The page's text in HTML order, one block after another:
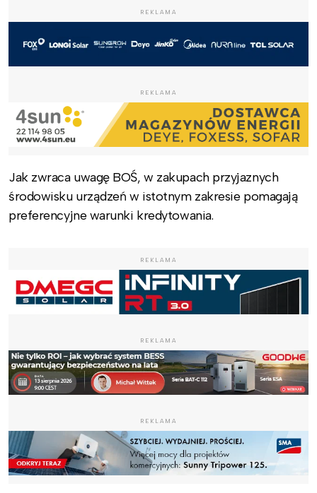
REKLAMA
REKLAMA
Jak zwraca uwagę BOŚ, w zakupach przyjaznych
środowisku urządzeń w istotnym zakresie pomagają
preferencyjne warunki kredytowania.
REKLAMA
REKLAMA
REKLAMA